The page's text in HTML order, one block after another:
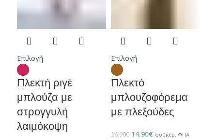
Επιλογή
Πλεκτή ριγέ
μπλούζα με
στρογγυλή
λαιμόκοψη
Επιλογή
Πλεκτό
μπλουζοφόρεμα
με πλεξούδες
26.90€ 14.90€ συμπερ. ΦΠΑ